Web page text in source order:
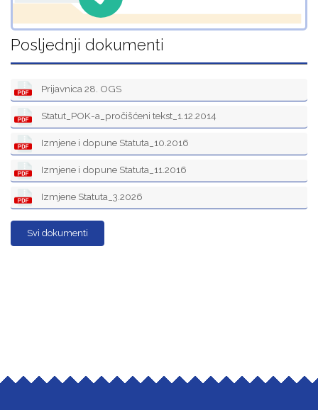
Posljednji dokumenti
Prijavnica 28. OGS
Statut_POK-a_pročišćeni tekst_1.12.2014
Izmjene i dopune Statuta_10.2016
Izmjene i dopune Statuta_11.2016
Izmjene Statuta_3.2026
Svi dokumenti